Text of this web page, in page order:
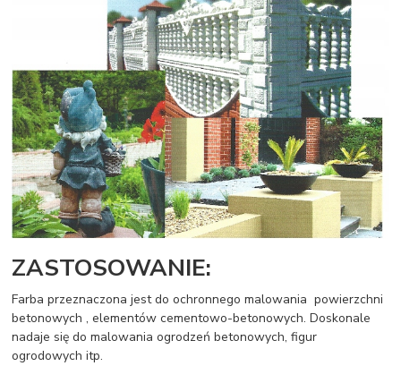
ZASTOSOWANIE:
Farba przeznaczona jest do ochronnego malowania powierzchni
betonowych , elementów cementowo-betonowych. Doskonale
nadaje się do malowania ogrodzeń betonowych, figur
ogrodowych itp.